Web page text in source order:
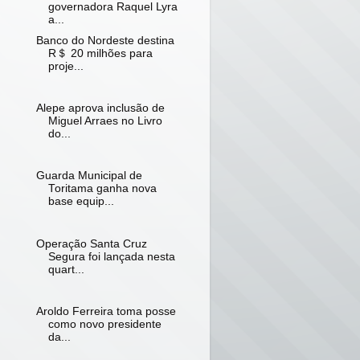
governadora Raquel Lyra
a...
Banco do Nordeste destina
R＄ 20 milhões para
proje...
Alepe aprova inclusão de
Miguel Arraes no Livro
do...
Guarda Municipal de
Toritama ganha nova
base equip...
Operação Santa Cruz
Segura foi lançada nesta
quart...
Aroldo Ferreira toma posse
como novo presidente
da...